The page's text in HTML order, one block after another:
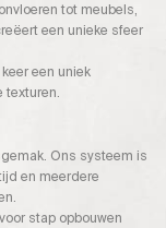
tot meubels,
een unieke sfeer
een uniek
texturen.
Ons systeem is
en meerdere
stap opbouwen